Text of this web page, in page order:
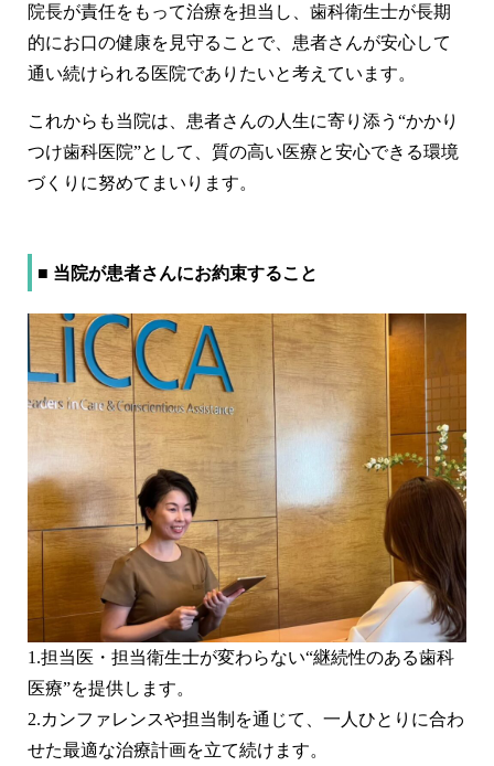
院長が責任をもって治療を担当し、歯科衛生士が長期
的にお口の健康を見守ることで、患者さんが安心して
通い続けられる医院でありたいと考えています。
これからも当院は、患者さんの人生に寄り添う“かかり
つけ歯科医院”として、質の高い医療と安心できる環境
づくりに努めてまいります。
■ 当院が患者さんにお約束すること
1.担当医・担当衛生士が変わらない“継続性のある歯科
医療”を提供します。
2.カンファレンスや担当制を通じて、一人ひとりに合わ
せた最適な治療計画を立て続けます。